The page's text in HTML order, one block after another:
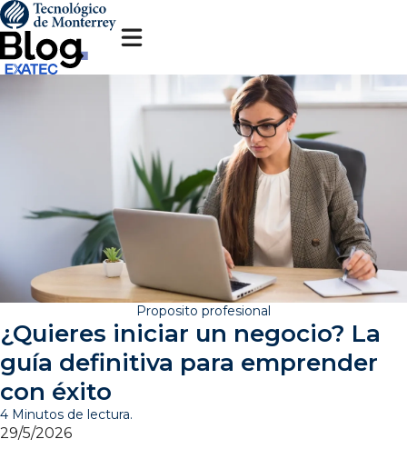
Pasar
al
contenido
principal
Proposito profesional
¿Quieres iniciar un negocio? La
guía definitiva para emprender
con éxito
4 Minutos de lectura.
29/5/2026